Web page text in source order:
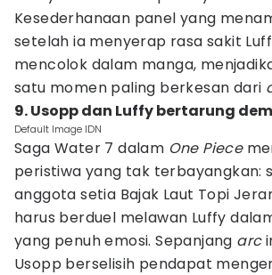
Kesederhanaan panel yang
setelah ia menyerap rasa sakit
mencolok dalam manga,
satu momen paling berkesan dari
9. Usopp dan Luffy bertarung
Default Image IDN
Saga Water 7 dalam One Piece
peristiwa yang tak terbayangkan:
anggota setia Bajak Laut Topi
harus berduel melawan Luffy
yang penuh emosi. Sepanjang arc
Usopp berselisih pendapat